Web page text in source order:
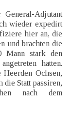
Adjutant
wieder expedirt
hier an, die
und brachten die
Mann stark den
hatten.
Ochsen,
die Statt passiren,
nach dem